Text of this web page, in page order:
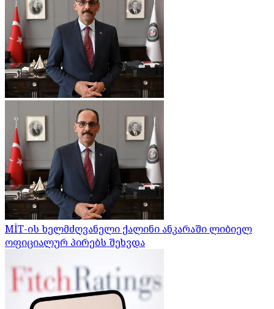
MİT-ის ხელმძღვანელი ქალინი ანკარაში ლიბიელ
ოფიციალურ პირებს შეხვდა